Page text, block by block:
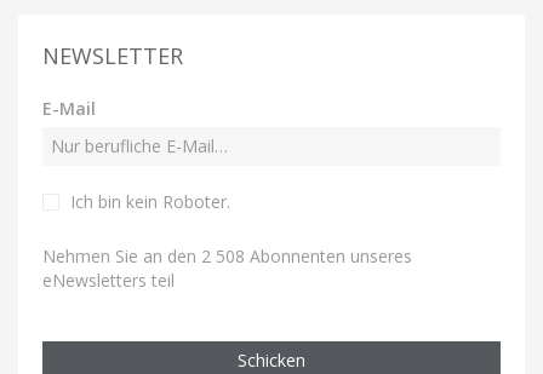
NEWSLETTER
E-Mail
Ich bin kein Roboter.
Nehmen Sie an den 2 508 Abonnenten unseres
eNewsletters teil
Schicken